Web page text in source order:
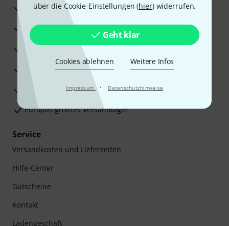
über die Cookie-Einstellungen (hier) widerrufen.
Geht klar
Cookies ablehnen Weitere Infos
Impressum · Datenschutzhinweise
3 Jahre Thomann Garantie
30 Tage Money-Back-Garantie
Reparaturservice
Beratung durch Fachexperten
Zufriedenheitsgarantie
Europas größtes Versandlager
Service
Versandkosten und Lieferzeiten
Hilfe-Center
Gutscheine
Kontakt
Ladengeschäft